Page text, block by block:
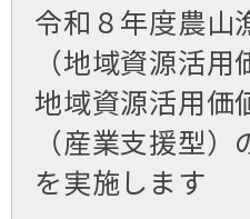
令和８年度農山
（地域資源活用
地域資源活用価
（産業支援型
を実施します